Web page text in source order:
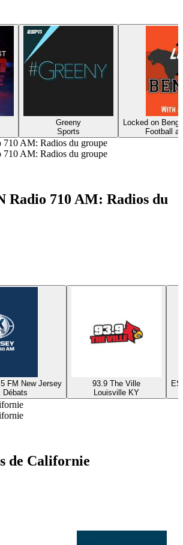
Greeny
Sports
Locked on
Football
AM: Radios du groupe
AM: Radios du groupe
Radio 710 AM: Radios du
FM New Jersey
Débats
93.9 The Ville
Louisville KY
de Californie